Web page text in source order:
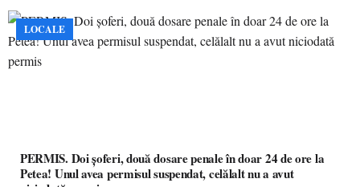
LOCALE
PERMIS. Doi șoferi, două dosare penale în doar 24 de ore la
Petea! Unul avea permisul suspendat, celălalt nu a avut